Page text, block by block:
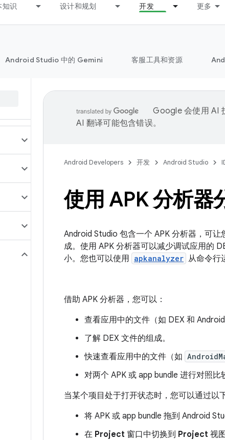
知识 设计和规划 开发 更多
Android Studio 中的 Gemini 客服工具和资源
Google 会使用 AI
AI 翻译可能包含错误。
Android Developers 开发 Android Studio
使用 APK 分析器
Android Studio 包含一个 APK 分析器，可
成。使用 APK 分析器可以减少调试应用的
小。您也可以使用 apkanalyzer 从命令行
借助 APK 分析器，您可以：
查看应用中的文件（如 DEX 和
了解 DEX 文件的组成。
快速查看应用中的文件（如
对两个 APK 或 app bundle 进行对照比
当某个项目处于打开状态时，您可以通过以
将 APK 或 app bundle 拖到 Android
在 Project 窗口中切换到 Project 视